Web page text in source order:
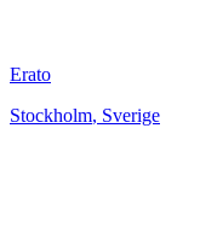
Erato
Stockholm, Sverige